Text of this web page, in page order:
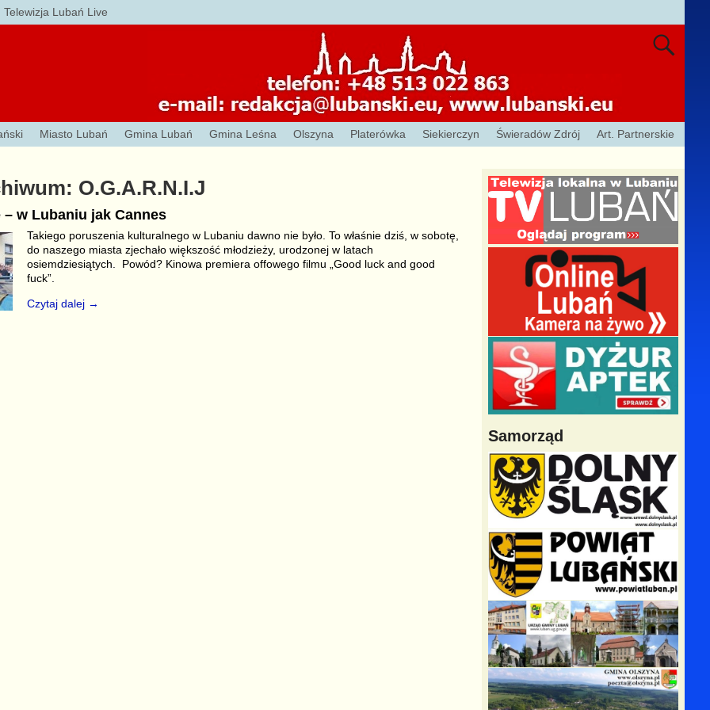
Telewizja Lubań Live
Miasto Lubań Gmina Lubań Gmina Leśna Olszyna Platerówka Siekierczyn Świeradów Zdrój
Art. Partnerskie
O.G.A.R.N.I.J
– w Lubaniu jak Cannes
Takiego poruszenia kulturalnego w Lubaniu dawno nie było. To właśnie dziś, w sobotę,
do naszego miasta zjechało większość młodzieży, urodzonej w latach
osiemdziesiątych. Powód? Kinowa premiera offowego filmu „Good luck and good
fuck”.
Czytaj dalej →
Samorząd